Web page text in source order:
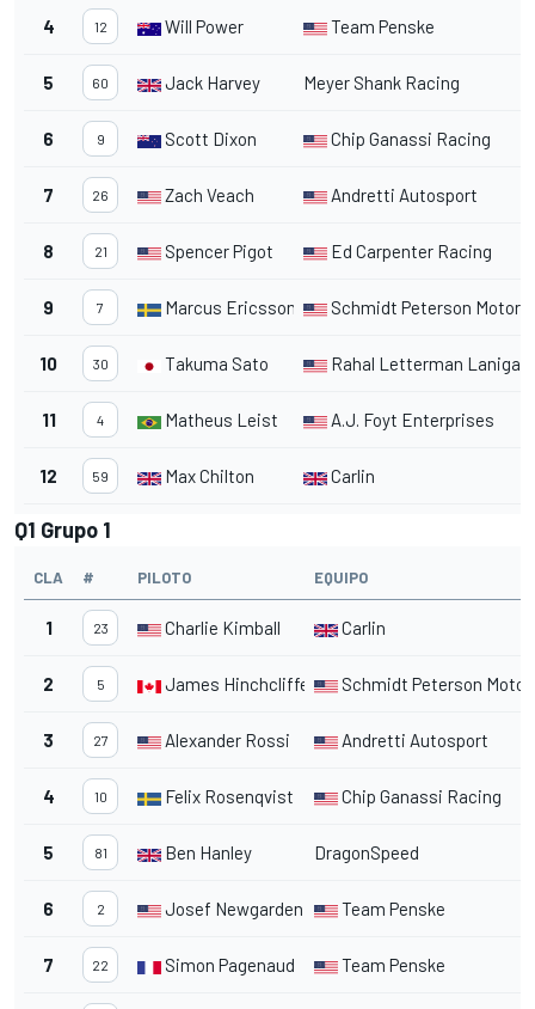
4 12 Will Power Team Penske
5 60 Jack Harvey Meyer Shank Racing
6 9 Scott Dixon Chip Ganassi Racing
7 26 Zach Veach Andretti Autosport
8 21 Spencer Pigot Ed Carpenter Racing
9 7 Marcus Ericsson Schmidt Peterson
10 30 Takuma Sato Rahal Letterman Lanigan
11 4 Matheus Leist A.J. Foyt Enterprises
12 59 Max Chilton Carlin
Q1 Grupo 1
CLA # PILOTO EQUIPO
1 23 Charlie Kimball Carlin
2 5 James Hinchcliffe Schmidt Peterson
3 27 Alexander Rossi Andretti Autosport
4 10 Felix Rosenqvist Chip Ganassi Racing
5 81 Ben Hanley DragonSpeed
6 2 Josef Newgarden Team Penske
7 22 Simon Pagenaud Team Penske